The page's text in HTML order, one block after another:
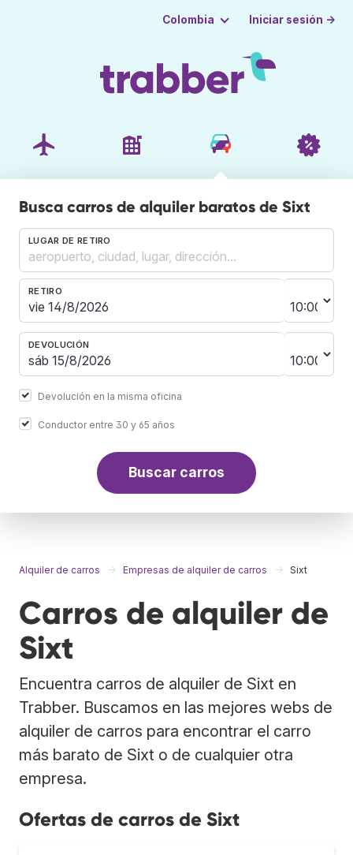
Colombia Iniciar sesión →
Busca carros de alquiler baratos de Sixt
LUGAR DE RETIRO
RETIRO
DEVOLUCIÓN
Devolución en la misma oficina
Conductor entre 30 y 65 años
Buscar carros
Alquiler de carros Empresas de alquiler de carros Sixt
Carros de alquiler de
Sixt
Encuentra carros de alquiler de Sixt en
Trabber. Buscamos en las mejores webs de
alquiler de carros para encontrar el carro
más barato de Sixt o de cualquier otra
empresa.
Ofertas de carros de Sixt